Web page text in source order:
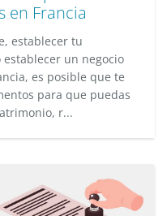
en Francia
establecer tu
un negocio
es posible que te
para que puedas
r...